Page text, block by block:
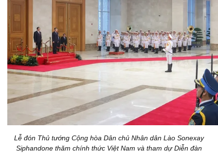
Lễ đón Thủ tướng Cộng hòa Dân chủ Nhân dân Lào Sonexay
Siphandone thăm chính thức Việt Nam và tham dự Diễn đàn